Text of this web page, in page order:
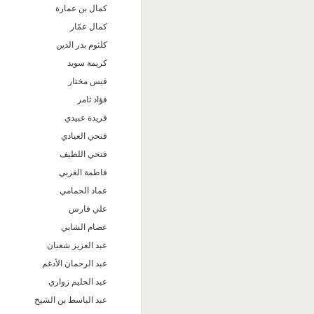
كمال بن عمارة
كمال عمّار
كلثوم بدر الدين
كريمة سويد
قيس مختار
فؤاد ثامر
فريدة عبيدي
فتحي العيادي
فتحي اللطيف
فاطمة الغربي
عماد الحمامي
علي فارس
عصام الشابي
عبد العزيز شعبان
عبد الرحمان الأدغم
عبد الحليم زواري
عبد الباسط بن الشيخ